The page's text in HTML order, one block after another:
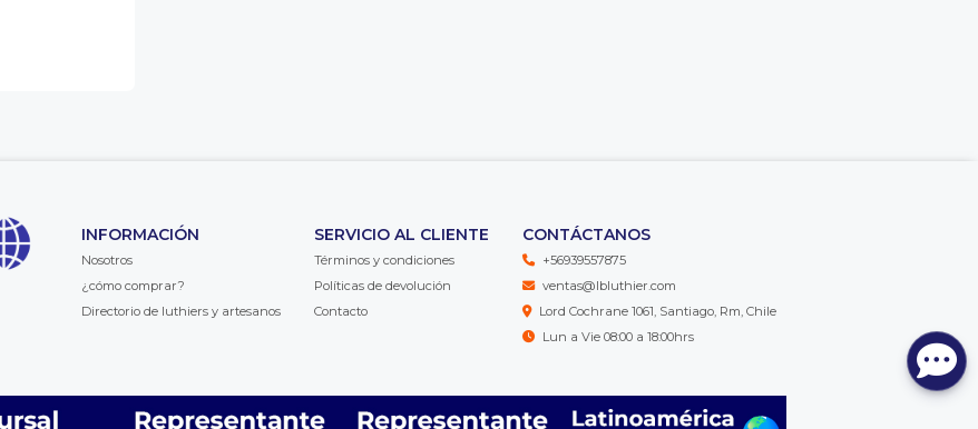
INFORMACIÓN
Nosotros
¿cómo comprar?
Directorio de luthiers y artesanos
SERVICIO AL CLIENTE
Términos y condiciones
Políticas de devolución
Contacto
CONTÁCTANOS
+56939557875
ventas@lbluthier.com
Lord Cochrane 1061, Santiago, Rm, Chile
Lun a Vie 08:00 a 18:00hrs